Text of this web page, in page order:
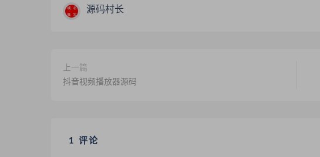
源码村长
上一篇
抖音视频播放器源码
1 评论